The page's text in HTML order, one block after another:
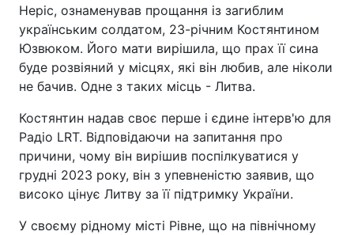
Неріс, ознаменував прощання із загиблим
українським солдатом, 23-річним Костянтином
Юзвюком. Його мати вирішила, що прах її сина
буде розвіяний у місцях, які він любив, але ніколи
не бачив. Одне з таких місць - Литва.
Костянтин надав своє перше і єдине інтерв'ю для
Радіо LRT. Відповідаючи на запитання про
причини, чому він вирішив поспілкуватися у
грудні 2023 року, він з упевненістю заявив, що
високо цінує Литву за її підтримку України.
У своєму рідному місті Рівне, що на північному